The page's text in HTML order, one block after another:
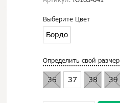
Выберите Цвет
Бордо
Определить свой размер
36 37 38 39